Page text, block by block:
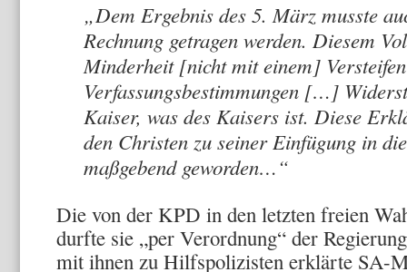
„Dem Ergebnis des 5. März musste
Rechnung getragen werden. Diesem
Minderheit [nicht mit einem]
Verfassungsbestimmungen […]
Kaiser, was des Kaisers ist. Diese
den Christen zu seiner Einfügung in
maßgebend geworden…“
Die von der KPD in den letzten freien
durfte sie „per Verordnung“ der
mit ihnen zu Hilfspolizisten erklärte SA-